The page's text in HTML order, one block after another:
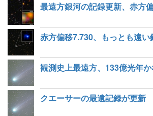
最遠方銀河の記録更新、赤方
赤方偏移7.730、もっとも遠
クエーサーの最遠記録が更新